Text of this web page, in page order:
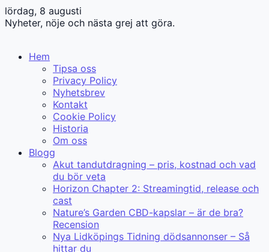
lördag, 8 augusti
Nyheter, nöje och nästa grej att göra.
Hem
Tipsa oss
Privacy Policy
Nyhetsbrev
Kontakt
Cookie Policy
Historia
Om oss
Blogg
Akut tandutdragning – pris, kostnad och vad
du bör veta
Horizon Chapter 2: Streamingtid, release och
cast
Nature’s Garden CBD-kapslar – är de bra?
Recension
Nya Lidköpings Tidning dödsannonser – Så
hittar du